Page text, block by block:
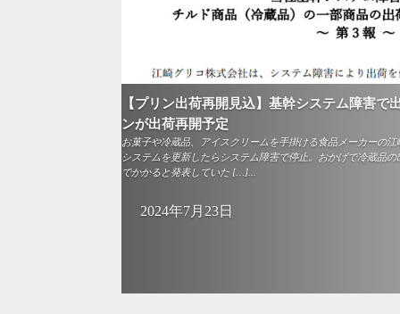
【プリン出荷再開見込】基幹システム障害で
ンが出荷再開予定
お菓子や冷蔵品、アイスクリームを手掛ける食品メーカーの
システムを更新したらシステム障害で停止。おかげで冷蔵品
でかかると発表していた […]...
2024年7月23日